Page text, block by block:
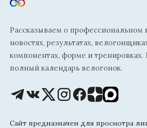
Рассказываем о профессиональном
новостях, результатах,
компонентах, форме и
полный календарь велогонок.
Сайт предназначен для просмотра